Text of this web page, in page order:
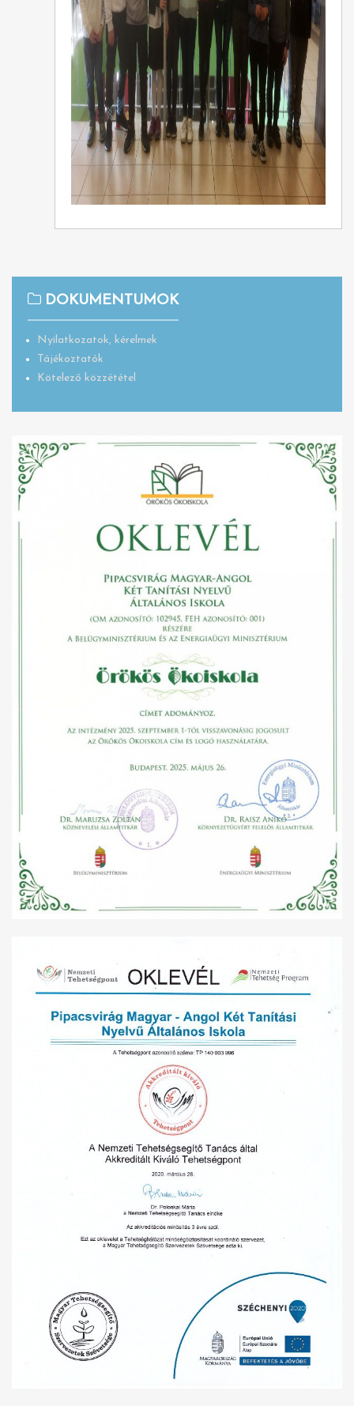
DOKUMENTUMOK
Nyilatkozatok, kérelmek
Tájékoztatók
Kötelező közzététel